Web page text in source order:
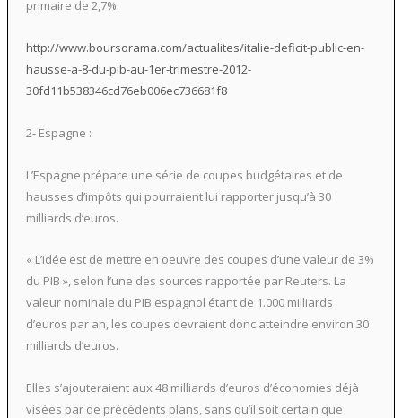
primaire de 2,7%.
http://www.boursorama.com/actualites/italie-deficit-public-en-
hausse-a-8-du-pib-au-1er-trimestre-2012-
30fd11b538346cd76eb006ec736681f8
2- Espagne :
L’Espagne prépare une série de coupes budgétaires et de
hausses d’impôts qui pourraient lui rapporter jusqu’à 30
milliards d’euros.
« L’idée est de mettre en oeuvre des coupes d’une valeur de 3%
du PIB », selon l’une des sources rapportée par Reuters. La
valeur nominale du PIB espagnol étant de 1.000 milliards
d’euros par an, les coupes devraient donc atteindre environ 30
milliards d’euros.
Elles s’ajouteraient aux 48 milliards d’euros d’économies déjà
visées par de précédents plans, sans qu’il soit certain que